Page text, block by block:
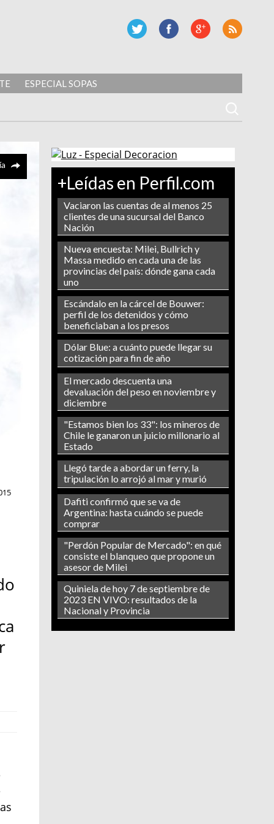
ESPECIAL SOPAS
+Leídas en Perfil.com
Vaciaron las cuentas de al menos 25
clientes de una sucursal del Banco
Nación
Nueva encuesta: Milei, Bullrich y
Massa medido en cada una de las
provincias del país: dónde gana cada
uno
Escándalo en la cárcel de Bouwer:
perfil de los detenidos y cómo
beneficiaban a los presos
Dólar Blue: a cuánto puede llegar su
cotización para fin de año
El mercado descuenta una
devaluación del peso en noviembre y
diciembre
"Estamos bien los 33": los mineros de
Chile le ganaron un juicio millonario al
Estado
Llegó tarde a abordar un ferry, la
tripulación lo arrojó al mar y murió
Dafiti confirmó que se va de
Argentina: hasta cuándo se puede
comprar
"Perdón Popular de Mercado": en qué
consiste el blanqueo que propone un
asesor de Milei
Quiniela de hoy 7 de septiembre de
2023 EN VIVO: resultados de la
Nacional y Provincia